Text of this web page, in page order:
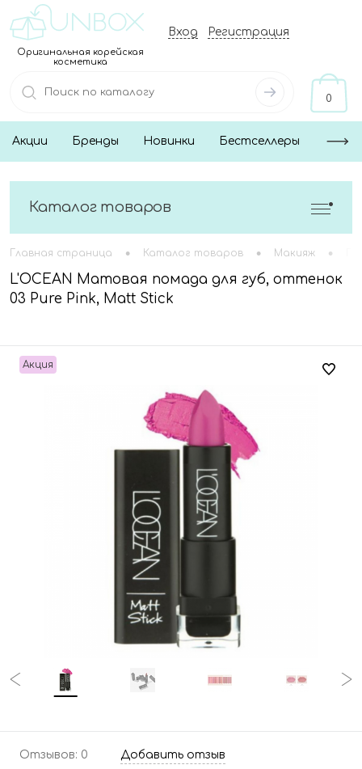
Оригинальная корейская
косметика
Вход Регистрация
0
Акции Бренды Новинки Бестселлеры
Каталог товаров
Главная страница • Каталог товаров • Макияж •
L'OCEAN Матовая помада для губ, оттенок
03 Pure Pink, Matt Stick
Акция
Отзывов: 0 Добавить отзыв